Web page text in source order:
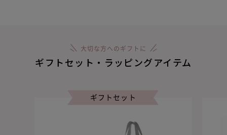
大切な方へのギフトに
ギフトセット・ラッピングアイテム
ギフトセット